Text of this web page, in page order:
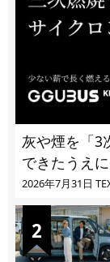
灰や煙を「
できたうえ
2026年7月31日